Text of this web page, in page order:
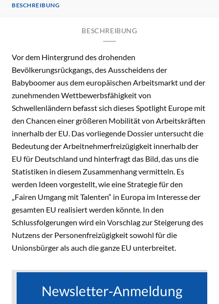
BESCHREIBUNG
BESCHREIBUNG
Vor dem Hintergrund des drohenden
Bevölkerungsrückgangs, des Ausscheidens der
Babyboomer aus dem europäischen Arbeitsmarkt und der
zunehmenden Wettbewerbsfähigkeit von
Schwellenländern befasst sich dieses Spotlight Europe mit
den Chancen einer größeren Mobilität von Arbeitskräften
innerhalb der EU. Das vorliegende Dossier untersucht die
Bedeutung der Arbeitnehmerfreizügigkeit innerhalb der
EU für Deutschland und hinterfragt das Bild, das uns die
Statistiken in diesem Zusammenhang vermitteln. Es
werden Ideen vorgestellt, wie eine Strategie für den
„Fairen Umgang mit Talenten“ in Europa im Interesse der
gesamten EU realisiert werden könnte. In den
Schlussfolgerungen wird ein Vorschlag zur Steigerung des
Nutzens der Personenfreizügigkeit sowohl für die
Unionsbürger als auch die ganze EU unterbreitet.
Newsletter-Anmeldung